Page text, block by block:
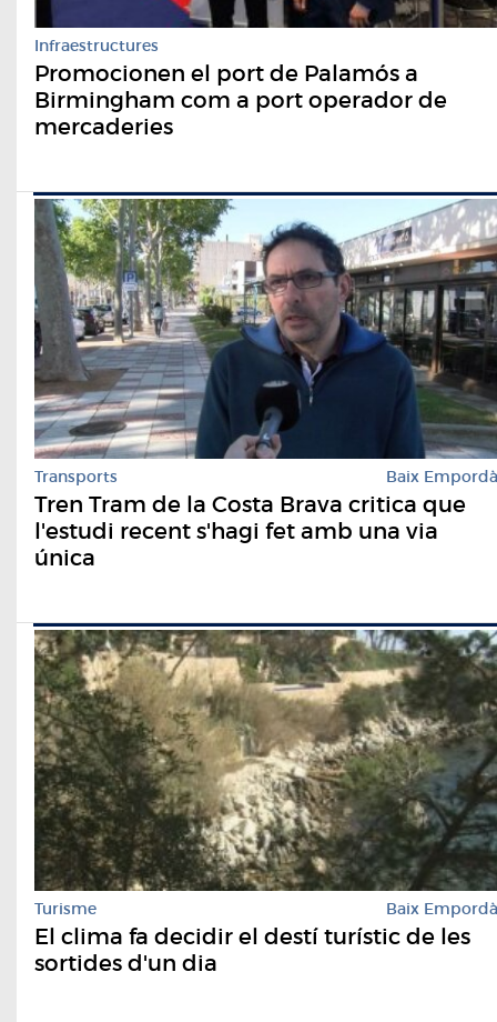
Infraestructures
Promocionen el port de Palamós a
Birmingham com a port operador de
mercaderies
Transports Baix Empordà
Tren Tram de la Costa Brava critica que
l'estudi recent s'hagi fet amb una via
única
Turisme Baix Empordà
El clima fa decidir el destí turístic de les
sortides d'un dia